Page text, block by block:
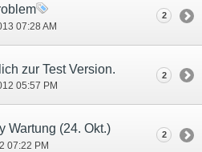
07:28 AM
2
zur Test Version.
05:57 PM
2
Wartung (24. Okt.)
07:22 PM
2